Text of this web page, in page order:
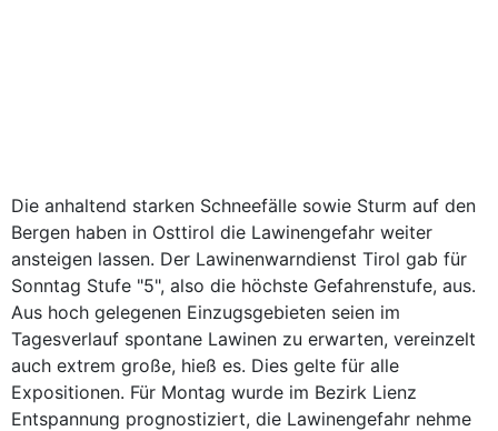
Die anhaltend starken Schneefälle sowie Sturm auf den
Bergen haben in Osttirol die Lawinengefahr weiter
ansteigen lassen. Der Lawinenwarndienst Tirol gab für
Sonntag Stufe "5", also die höchste Gefahrenstufe, aus.
Aus hoch gelegenen Einzugsgebieten seien im
Tagesverlauf spontane Lawinen zu erwarten, vereinzelt
auch extrem große, hieß es. Dies gelte für alle
Expositionen. Für Montag wurde im Bezirk Lienz
Entspannung prognostiziert, die Lawinengefahr nehme